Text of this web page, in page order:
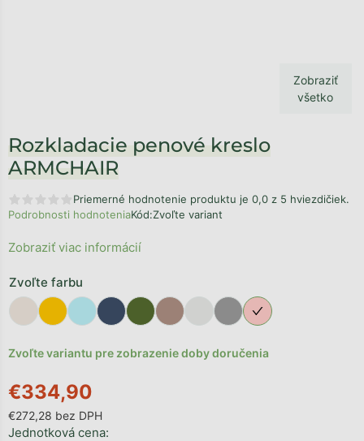
Zobraziť
všetko
Rozkladacie penové kreslo
ARMCHAIR
Priemerné hodnotenie produktu je 0,0 z 5 hviezdičiek.
Podrobnosti hodnoteniaKód:Zvoľte variant
€334,90
€272,28 bez DPH
Jednotková cena:
Zvoľte variantu pre zobrazenie doby doručenia
Zvoľte farbu
Zobraziť viac informácií